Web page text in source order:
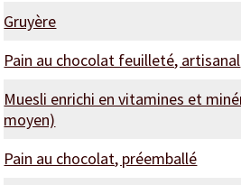
Gruyère
Pain au chocolat feuilleté, artisanal
Muesli enrichi en vitamines et
moyen)
Pain au chocolat, préemballé